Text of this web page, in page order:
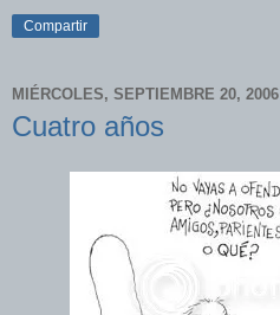
Compartir
MIÉRCOLES, SEPTIEMBRE 20, 2006
Cuatro años